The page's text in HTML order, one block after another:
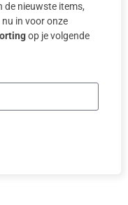
de nieuwste items,
in voor onze
op je volgende